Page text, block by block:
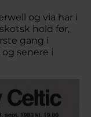
og via har i
hold før,
gang i
senere i